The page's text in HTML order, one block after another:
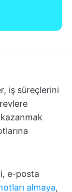
iş süreçlerini
e-posta
almaya,